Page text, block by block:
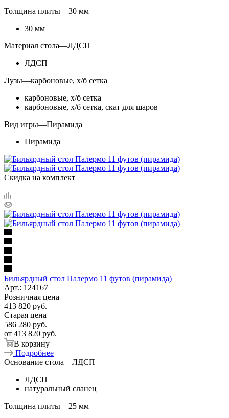
Толщина плиты—30 мм
30 мм
Материал стола—ЛДСП
ЛДСП
Лузы—карбоновые, х/б сетка
карбоновые, х/б сетка
карбоновые, х/б сетка, скат для шаров
Вид игры—Пирамида
Пирамида
Скидка на комплект
Бильярдный стол Палермо 11 футов (пирамида)
Арт.: 124167
Розничная цена
413 820 руб.
Старая цена
586 280 руб.
от 413 820 руб.
В корзину
Подробнее
Основание стола—ЛДСП
ЛДСП
натуральный сланец
Толщина плиты—25 мм